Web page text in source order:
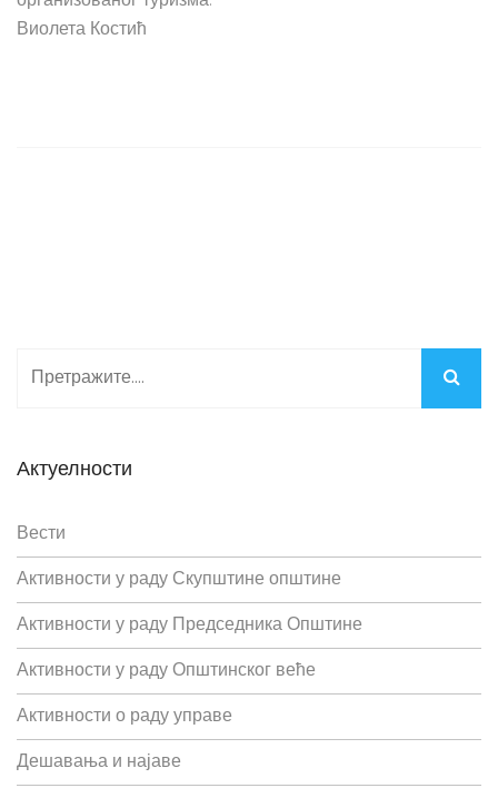
Виолета Костић
Актуелности
Вести
Активности у раду Скупштине општине
Активности у раду Председника Општине
Активности у раду Општинског веће
Активности о раду управе
Дешавања и најаве